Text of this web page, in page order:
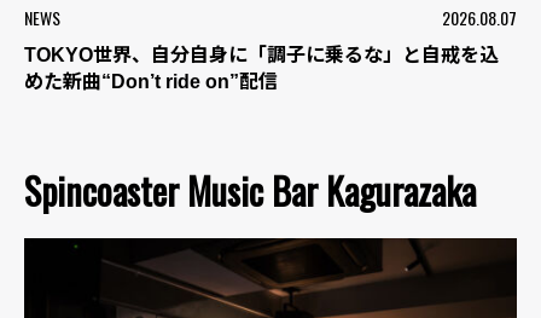
NEWS 2026.08.07
TOKYO世界、自分自身に「調子に乗るな」と自戒を込
めた新曲“Don’t ride on”配信
Spincoaster Music Bar Kagurazaka